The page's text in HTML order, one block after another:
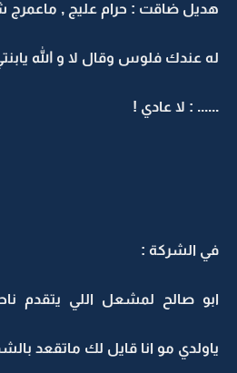
هديل ضاقت : حرام عليج , ماعمرج
له عندك فلوس وقال لا و الله
...... : لا عادي !
في الشركة :
ابو صالح لمشعل اللي يتقدم
ياولدي مو انا قايل لك ماتقعد